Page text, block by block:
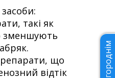
такі як
зменшують
що
відтік
Іногороднім